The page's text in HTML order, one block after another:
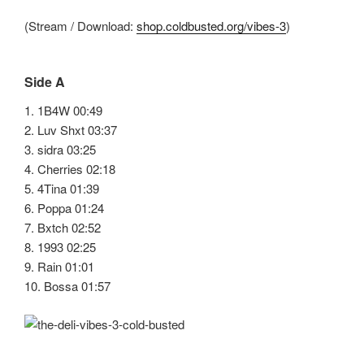
(Stream / Download: shop.coldbusted.org/vibes-3)
Side A
1. 1B4W 00:49
2. Luv Shxt 03:37
3. sidra 03:25
4. Cherries 02:18
5. 4Tina 01:39
6. Poppa 01:24
7. Bxtch 02:52
8. 1993 02:25
9. Rain 01:01
10. Bossa 01:57